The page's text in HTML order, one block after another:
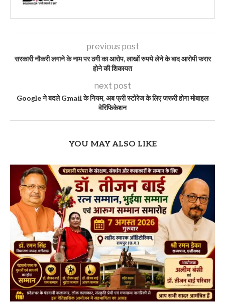
previous post
सरकारी नौकरी लगाने के नाम पर ठगी का आरोप, लाखों रुपये लेने के बाद आरोपी फरार
होने की शिकायत
next post
Google ने बदले Gmail के नियम, अब फ्री स्टोरेज के लिए जरूरी होगा मोबाइल
वेरिफिकेशन
YOU MAY ALSO LIKE